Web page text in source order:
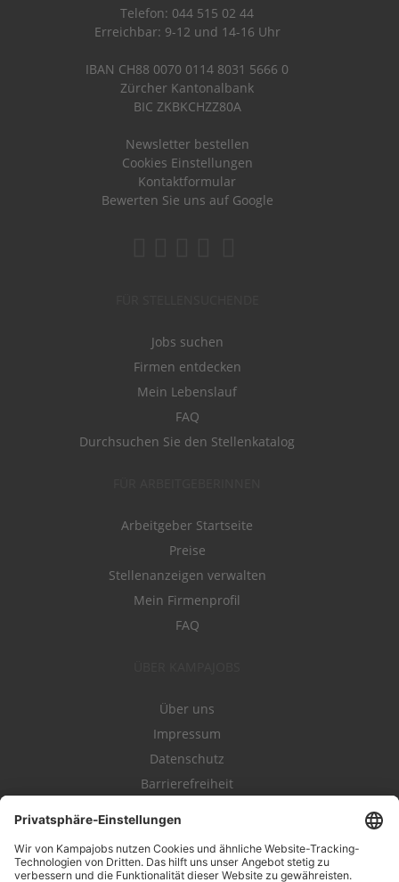
Telefon: 044 515 02 44
Erreichbar: 9-12 und 14-16 Uhr
IBAN CH88 0070 0114 8031 5666 0
Zürcher Kantonalbank
BIC ZKBKCHZZ80A
Newsletter bestellen
Cookies Einstellungen
Kontaktformular
Bewerten Sie uns auf Google
Jobs suchen
Firmen entdecken
Mein Lebenslauf
FAQ
Durchsuchen Sie den Stellenkatalog
Arbeitgeber Startseite
Preise
Stellenanzeigen verwalten
Mein Firmenprofil
FAQ
Über uns
Impressum
Datenschutz
Barrierefreiheit
Kampahire